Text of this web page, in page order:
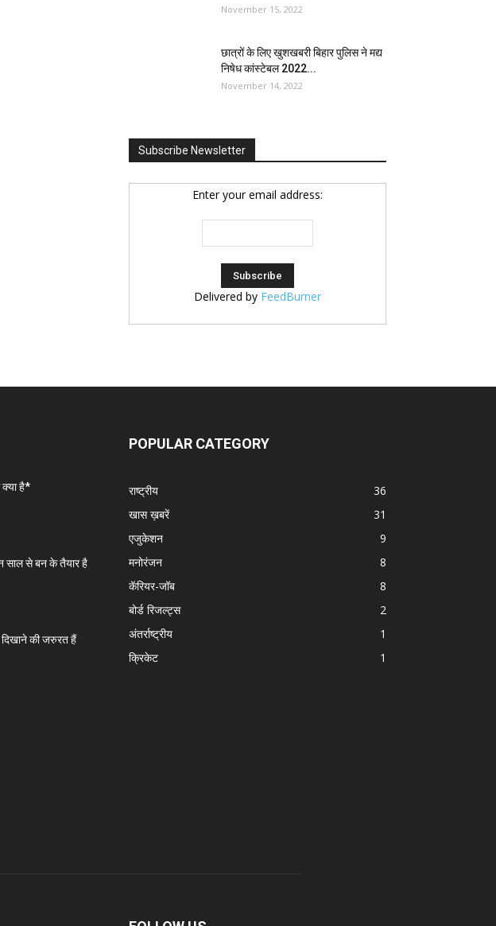
November 15, 2022
छात्रों के लिए खुशखबरी बिहार पुलिस ने मद्य
निषेध कांस्टेबल 2022...
November 14, 2022
Subscribe Newsletter
Enter your email address:
Delivered by FeedBurner
क्या है*
साल से बन के तैयार है
की जरुरत हैं
POPULAR CATEGORY
राष्ट्रीय
36
खास ख़बरें
31
एजुकेशन
9
मनोरंजन
8
कॅरियर-जॉब
8
बोर्ड रिजल्ट्स
2
अंतर्राष्ट्रीय
1
क्रिकेट
1